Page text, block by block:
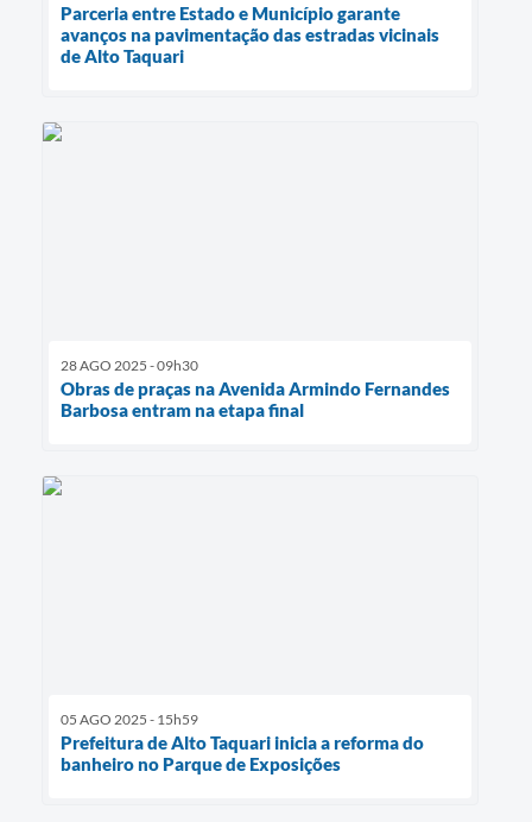
Parceria entre Estado e Município garante
avanços na pavimentação das estradas vicinais
de Alto Taquari
28 AGO 2025 - 09h30
Obras de praças na Avenida Armindo Fernandes
Barbosa entram na etapa final
05 AGO 2025 - 15h59
Prefeitura de Alto Taquari inicia a reforma do
banheiro no Parque de Exposições